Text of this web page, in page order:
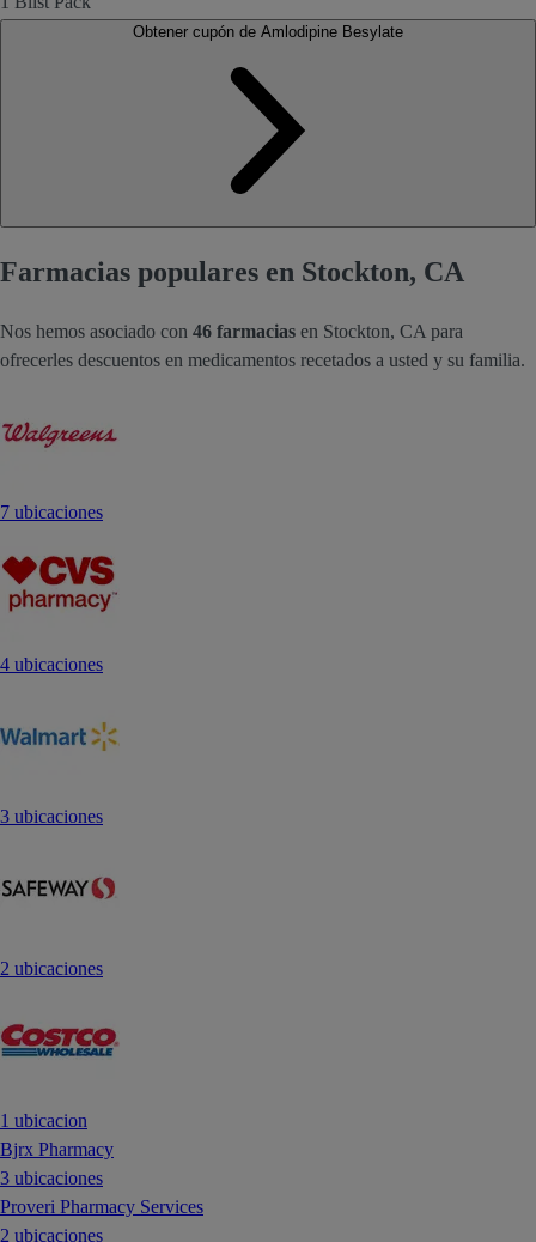
Farmacias populares en Stockton, CA
Nos hemos asociado con 46 farmacias en Stockton, CA para
ofrecerles descuentos en medicamentos recetados a usted y su familia.
7 ubicaciones
4 ubicaciones
3 ubicaciones
2 ubicaciones
1 ubicacion
Bjrx Pharmacy
3 ubicaciones
Proveri Pharmacy Services
2 ubicaciones